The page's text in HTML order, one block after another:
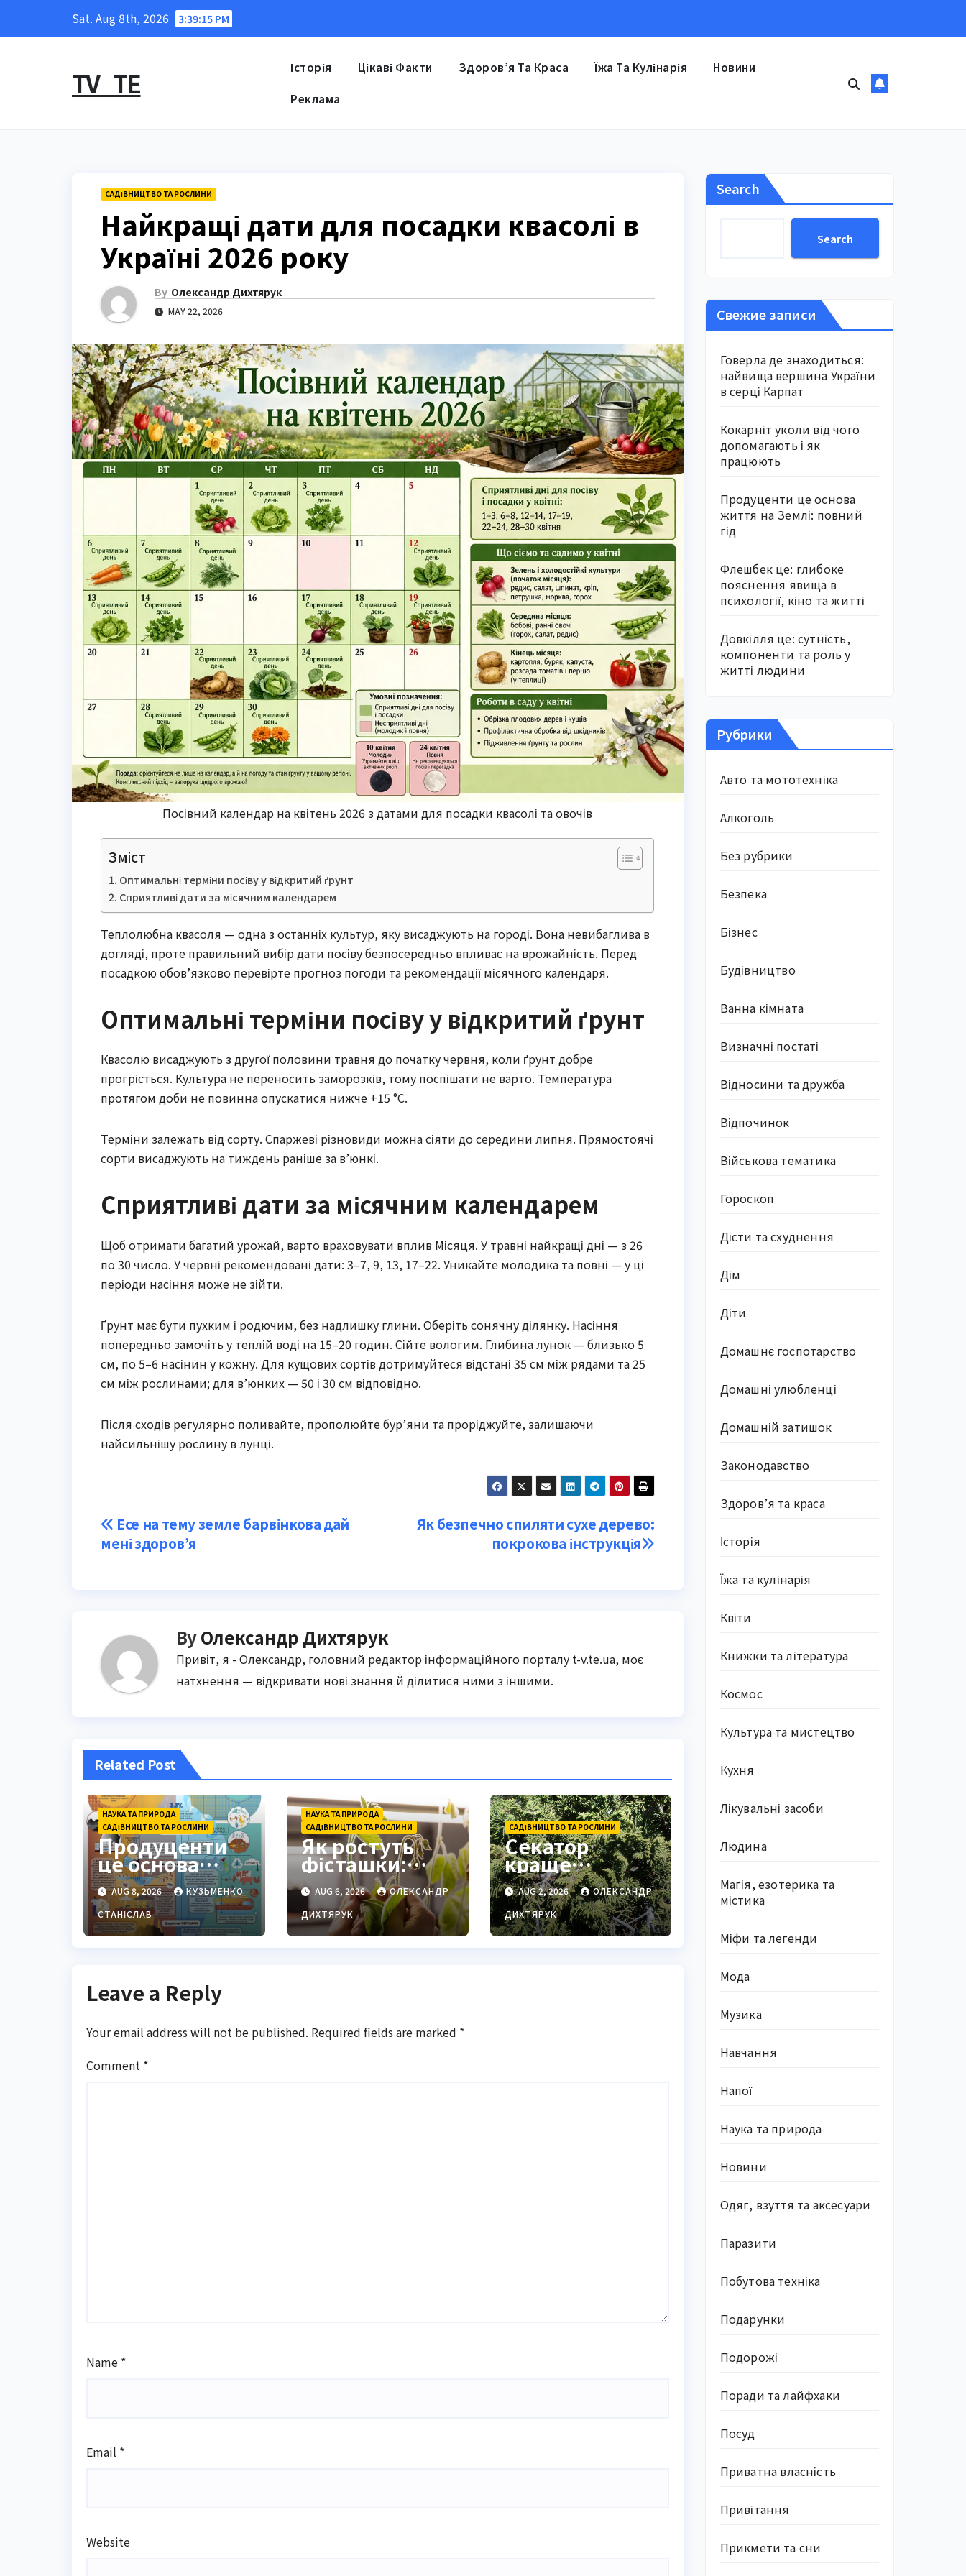
Sat. Aug 8th, 2026 3:39:16 PM
TV_TE Історія Цікаві Факти Здоров’я Та Краса Їжа Та Кулінарія Новини
Реклама
САДІВНИЦТВО ТА РОСЛИНИ
Найкращі дати для посадки квасолі в
Україні 2026 року
By Олександр Дихтярук
MAY 22, 2026
Посівний календар на квітень 2026 з датами для посадки квасолі та овочів
Зміст
Оптимальні терміни посіву у відкритий ґрунт
Сприятливі дати за місячним календарем
Теплолюбна квасоля — одна з останніх культур, яку висаджують на городі. Вона невибаглива в
догляді, проте правильний вибір дати посіву безпосередньо впливає на врожайність. Перед
посадкою обов’язково перевірте прогноз погоди та рекомендації місячного календаря.
Оптимальні терміни посіву у відкритий ґрунт
Квасолю висаджують з другої половини травня до початку червня, коли ґрунт добре
прогріється. Культура не переносить заморозків, тому поспішати не варто. Температура
протягом доби не повинна опускатися нижче +15 °C.
Терміни залежать від сорту. Спаржеві різновиди можна сіяти до середини липня. Прямостоячі
сорти висаджують на тиждень раніше за в’юнкі.
Сприятливі дати за місячним календарем
Щоб отримати багатий урожай, варто враховувати вплив Місяця. У травні найкращі дні — з 26
по 30 число. У червні рекомендовані дати: 3–7, 9, 13, 17–22. Уникайте молодика та повні — у ці
періоди насіння може не зійти.
Ґрунт має бути пухким і родючим, без надлишку глини. Оберіть сонячну ділянку. Насіння
попередньо замочіть у теплій воді на 15–20 годин. Сійте вологим. Глибина лунок — близько 5
см, по 5–6 насінин у кожну. Для кущових сортів дотримуйтеся відстані 35 см між рядами та 25
см між рослинами; для в’юнких — 50 і 30 см відповідно.
Після сходів регулярно поливайте, прополюйте бур’яни та проріджуйте, залишаючи
найсильнішу рослину в лунці.
Post
navigation
Як безпечно спиляти сухе дерево:
покрокова інструкція
Есе на тему земле барвінкова дай
мені здоров’я
ByОлександр Дихтярук
Привіт, я - Олександр, головний редактор інформаційного порталу t-v.te.ua, моє
натхнення — відкривати нові знання й ділитися ними з іншими.
Related Post
НАУКА ТА ПРИРОДА
САДІВНИЦТВО ТА РОСЛИНИ
Продуценти
це основа
життя на
Землі: повний
гід
AUG 8, 2026
КУЗЬМЕНКО
СТАНІСЛАВ
НАУКА ТА ПРИРОДА
САДІВНИЦТВО ТА РОСЛИНИ
Як ростуть
фісташки:
повний цикл
від насіння до
стиглого
горіха
AUG 6, 2026
ОЛЕКСАНДР
ДИХТЯРУК
САДІВНИЦТВО ТА РОСЛИНИ
Секатор
краще
відкласти: 7
вічнозелених
рослин без
обрізки
AUG 2, 2026
ОЛЕКСАНДР
ДИХТЯРУК
Leave a Reply
Your email address will not be published. Required fields are marked *
Comment *
Name *
Email *
Website
Search
Search
Свежие записи
Говерла де знаходиться:
найвища вершина України
в серці Карпат
Кокарніт уколи від чого
допомагають і як
працюють
Продуценти це основа
життя на Землі: повний
гід
Флешбек це: глибоке
пояснення явища в
психології, кіно та житті
Довкілля це: сутність,
компоненти та роль у
житті людини
Рубрики
Авто та мототехніка
Алкоголь
Без рубрики
Безпека
Бізнес
Будівництво
Ванна кімната
Визначні постаті
Відносини та дружба
Відпочинок
Військова тематика
Гороскоп
Дієти та схуднення
Дім
Діти
Домашнє госпотарство
Домашні улюбленці
Домашній затишок
Законодавство
Здоров’я та краса
Історія
Їжа та кулінарія
Квіти
Книжки та література
Космос
Культура та мистецтво
Кухня
Лікувальні засоби
Людина
Магія, езотерика та
містика
Міфи та легенди
Мода
Музика
Навчання
Напої
Наука та природа
Новини
Одяг, взуття та аксесуари
Паразити
Побутова техніка
Подарунки
Подорожі
Поради та лайфхаки
Посуд
Приватна власність
Привітання
Прикмети та сни